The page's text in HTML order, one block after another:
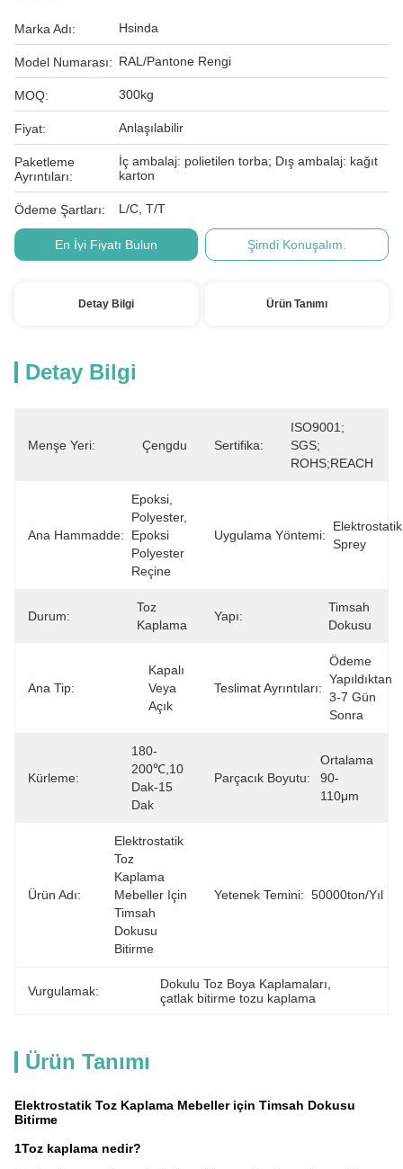
Marka Adı: Hsinda
Model Numarası: RAL/Pantone Rengi
MOQ: 300kg
Fiyat: Anlaşılabilir
Paketleme
Ayrıntıları:
İç ambalaj: polietilen torba; Dış ambalaj: kağıt
karton
Ödeme Şartları: L/C, T/T
En İyi Fiyatı Bulun Şimdi Konuşalım.
Detay Bilgi Ürün Tanımı
Detay Bilgi
Menşe Yeri: Çengdu Sertifika:
ISO9001;
SGS;
ROHS;REACH
Ana Hammadde:
Epoksi,
Polyester,
Epoksi
Polyester
Reçine
Uygulama Yöntemi:
Elektrostatik
Sprey
Durum:
Toz
Kaplama
Yapı:
Timsah
Dokusu
Ana Tip:
Kapalı
Veya
Açık
Teslimat Ayrıntıları:
Ödeme
Yapıldıktan
3-7 Gün
Sonra
Kürleme:
180-
200℃,10
Dak-15
Dak
Parçacık Boyutu:
Ortalama
90-
110μm
Ürün Adı:
Elektrostatik
Toz
Kaplama
Mebeller Için
Timsah
Dokusu
Bitirme
Yetenek Temini: 50000ton/yıl
Vurgulamak: Dokulu Toz Boya Kaplamaları
çatlak bitirme tozu kaplama
Ürün Tanımı
Elektrostatik Toz Kaplama Mebeller için Timsah Dokusu
Bitirme
1Toz kaplama nedir?